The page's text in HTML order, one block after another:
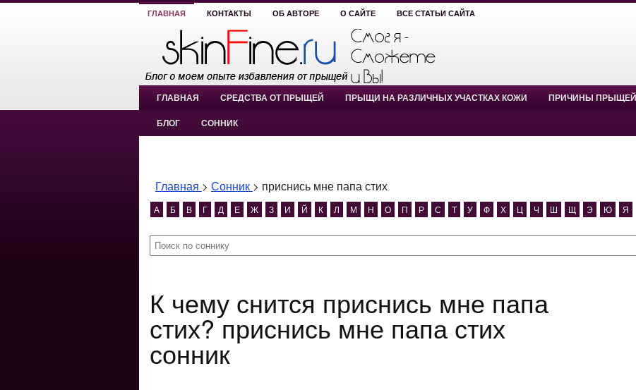
ГЛАВНАЯ КОНТАКТЫ ОБ АВТОРЕ О САЙТЕ ВСЕ СТАТЬИ САЙТА
ГЛАВНАЯ СРЕДСТВА ОТ ПРЫЩЕЙ ПРЫЩИ НА РАЗЛИЧНЫХ УЧАСТКАХ КОЖИ ПРИЧИНЫ ПРЫЩЕЙ
БЛОГ СОННИК
Главная > Сонник > приснись мне папа стих
А Б В Г Д Е Ж З И Й К Л М Н О П Р С Т У Ф Х Ц Ч Ш Щ Э Ю Я
К чему снится приснись мне папа
стих? приснись мне папа стих
сонник